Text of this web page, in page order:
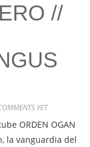
//
YET
ORDEN OGAN
la vanguardia del